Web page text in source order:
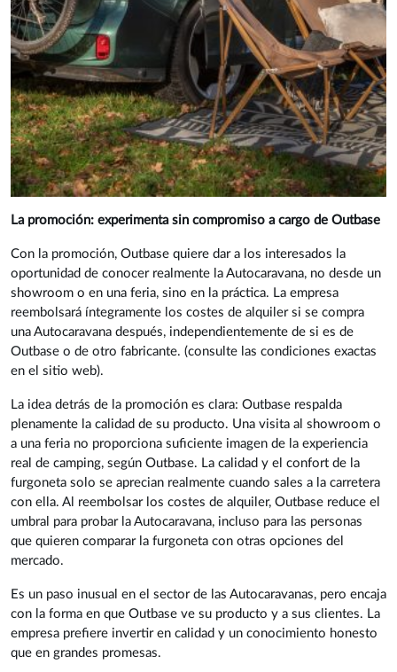
La promoción: experimenta sin compromiso a cargo de Outbase
Con la promoción, Outbase quiere dar a los interesados la
oportunidad de conocer realmente la Autocaravana, no desde un
showroom o en una feria, sino en la práctica. La empresa
reembolsará íntegramente los costes de alquiler si se compra
una Autocaravana después, independientemente de si es de
Outbase o de otro fabricante. (consulte las condiciones exactas
en el sitio web).
La idea detrás de la promoción es clara: Outbase respalda
plenamente la calidad de su producto. Una visita al showroom o
a una feria no proporciona suficiente imagen de la experiencia
real de camping, según Outbase. La calidad y el confort de la
furgoneta solo se aprecian realmente cuando sales a la carretera
con ella. Al reembolsar los costes de alquiler, Outbase reduce el
umbral para probar la Autocaravana, incluso para las personas
que quieren comparar la furgoneta con otras opciones del
mercado.
Es un paso inusual en el sector de las Autocaravanas, pero encaja
con la forma en que Outbase ve su producto y a sus clientes. La
empresa prefiere invertir en calidad y un conocimiento honesto
que en grandes promesas.